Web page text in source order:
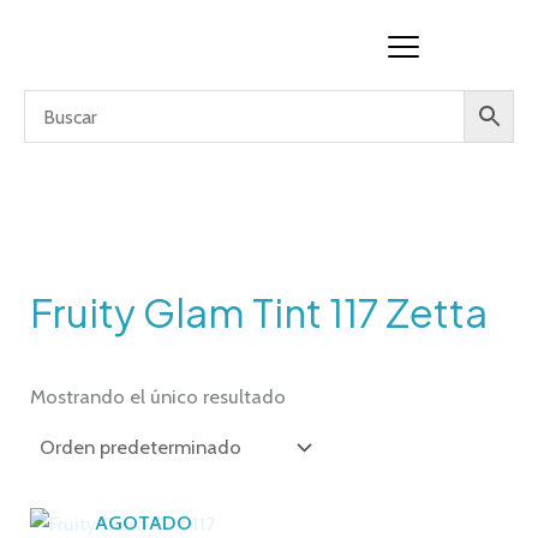
Fruity Glam Tint 117 Zetta
Mostrando el único resultado
AGOTADO